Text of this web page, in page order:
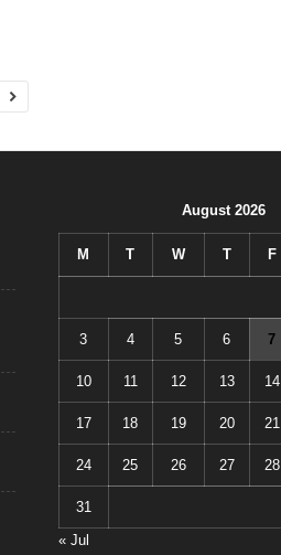
August 2026
M T W T F
3 4 5 6 7
10 11 12 13 14
17 18 19 20 21
24 25 26 27 28
31
« Jul